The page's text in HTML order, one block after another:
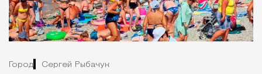
Город Сергей Рыбачук